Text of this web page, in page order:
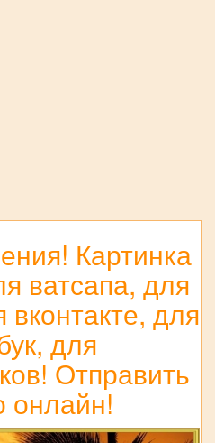
Картинка
ватсапа, для
для
для
Отправить
онлайн!